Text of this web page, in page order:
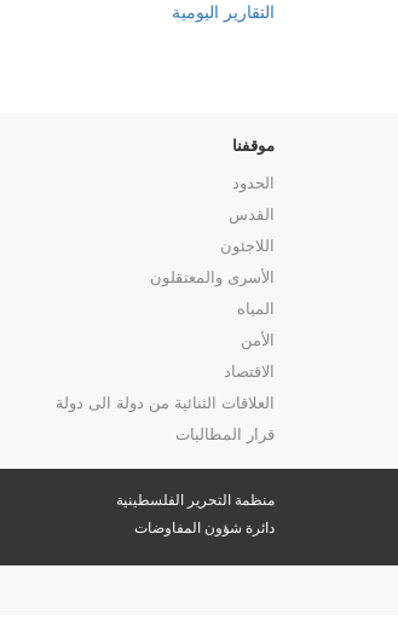
التقارير اليومية
موقفنا
الحدود
القدس
اللاجئون
الأسرى والمعتقلون
المياه
الأمن
الاقتصاد
العلاقات الثنائية من دولة الى دولة
قرار المطالبات
منظمة التحرير الفلسطينية
دائرة شؤون المفاوضات